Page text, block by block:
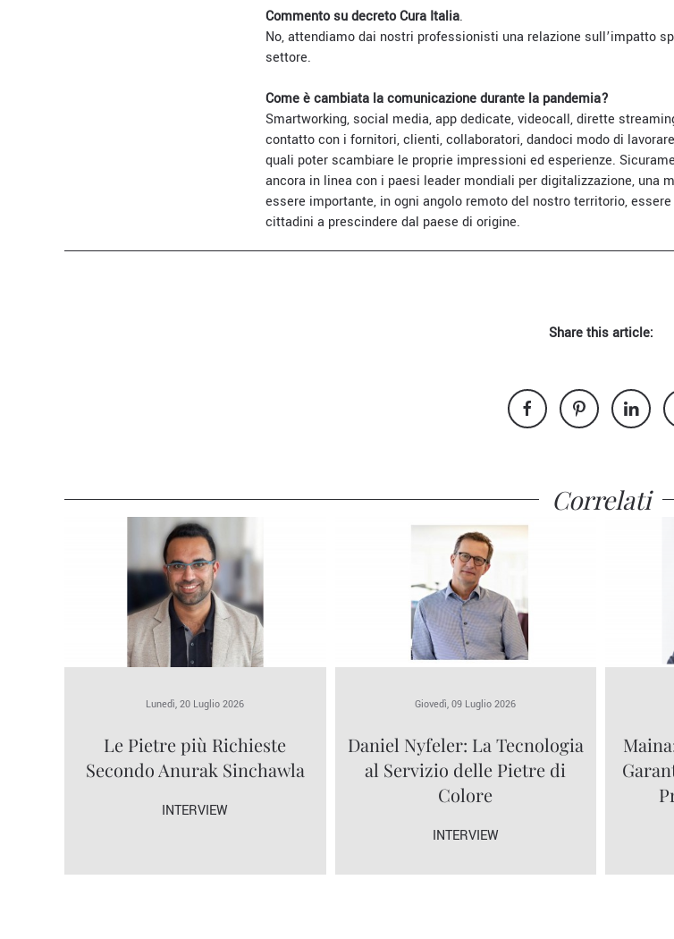
Commento su decreto Cura Italia.
No, attendiamo dai nostri professionisti una relazione sull’impatto
settore.
Come è cambiata la comunicazione durante la pandemia?
Smartworking, social media, app dedicate, videocall, dirette
contatto con i fornitori, clienti, collaboratori, dandoci modo di
quali poter scambiare le proprie impressioni ed esperienze.
ancora in linea con i paesi leader mondiali per digitalizzazione, una
essere importante, in ogni angolo remoto del nostro territorio,
cittadini a prescindere dal paese di origine.
Share this article:
Correlati
Lunedì, 20 Luglio 2026
Le Pietre più Richieste
Secondo Anurak Sinchawla
INTERVIEW
Giovedì, 09 Luglio 2026
Daniel Nyfeler: La Tecnologia
al Servizio delle Pietre di
Colore
INTERVIEW